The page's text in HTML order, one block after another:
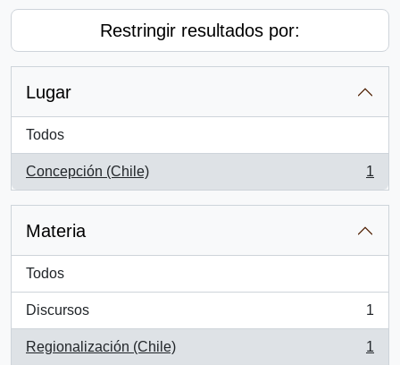
Restringir resultados por:
Lugar
Todos
Concepción (Chile)
, 1 resultados
1
Materia
Todos
Discursos
, 1 resultados
1
Regionalización (Chile)
, 1 resultados
1